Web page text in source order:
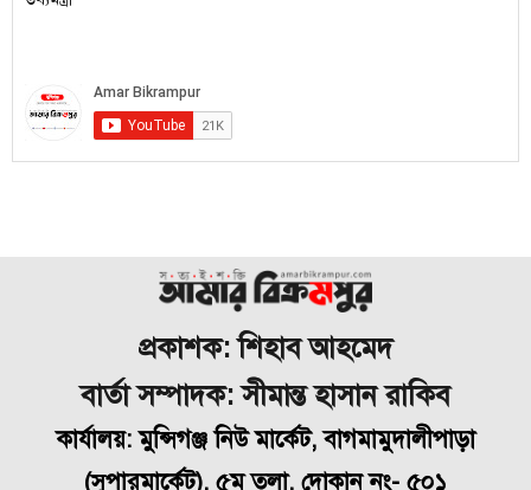
প্রকাশক: শিহাব আহমেদ
বার্তা সম্পাদক: সীমান্ত হাসান রাকিব
কার্যালয়: মুন্সিগঞ্জ নিউ মার্কেট, বাগমামুদালীপাড়া
(সুপারমার্কেট), ৫ম তলা, দোকান নং- ৫০১